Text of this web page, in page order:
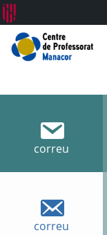
correu
correu